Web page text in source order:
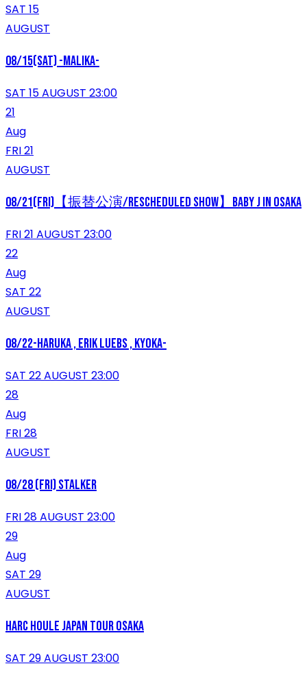
SAT 15
AUGUST
08/15(sat) -MALIKA-
SAT 15 AUGUST 23:00
21
Aug
FRI 21
AUGUST
08/21(FRI)【振替公演/Rescheduled show】Baby J in Osaka
FRI 21 AUGUST 23:00
22
Aug
SAT 22
AUGUST
08/22-HARUKA , Erik Luebs , KYOKA-
SAT 22 AUGUST 23:00
28
Aug
FRI 28
AUGUST
08/28 (FRI) STALKER
FRI 28 AUGUST 23:00
29
Aug
SAT 29
AUGUST
Harc Houle Japan Tour osaka
SAT 29 AUGUST 23:00